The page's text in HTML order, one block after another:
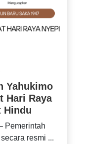
Yahukimo
Hari Raya
Hindu
Pemerintah
resmi ...